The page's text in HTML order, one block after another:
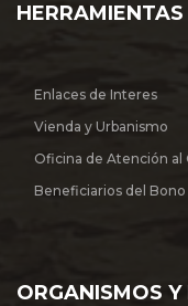
Enlaces de Interes
Vienda y Urbanismo
Oficina de Atención al
Beneficiarios del
ORGANISMOS